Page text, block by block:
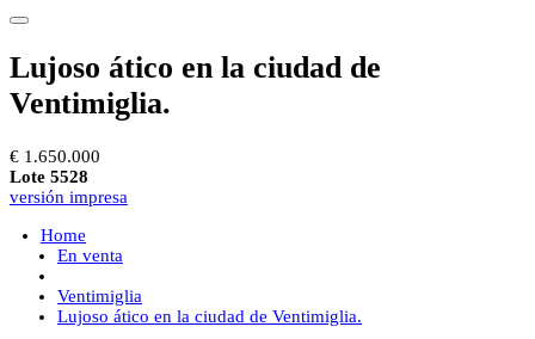
Lujoso ático en la ciudad de
Ventimiglia.
€ 1.650.000
Lote 5528
versión impresa
Home
En venta
Ventimiglia
Lujoso ático en la ciudad de Ventimiglia.